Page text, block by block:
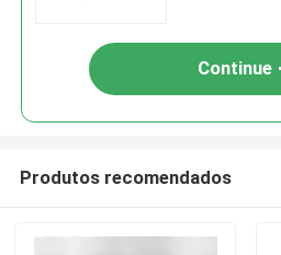
Continue
Produtos recomendados